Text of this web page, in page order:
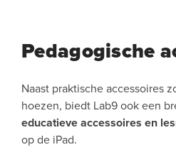
Pedagogische
Naast praktische accessoires
hoezen, biedt Lab9 ook een
educatieve accessoires en
op de iPad.